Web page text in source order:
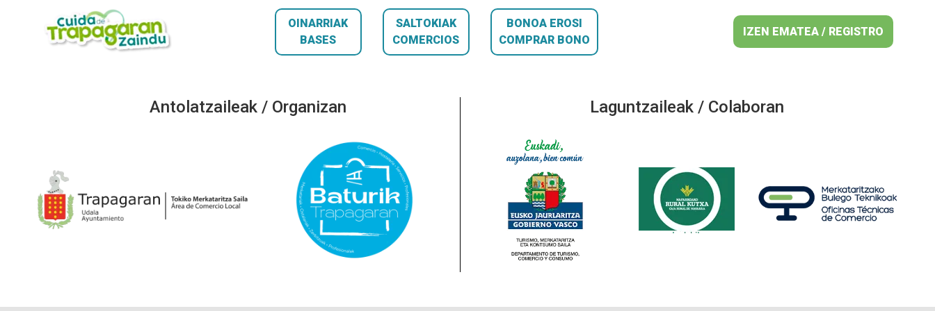
OINARRIAK
BASES
SALTOKIAK
COMERCIOS
BONOA EROSI
COMPRAR BONO
IZEN EMATEA / REGISTRO
Antolatzaileak / Organizan Laguntzaileak / Colaboran